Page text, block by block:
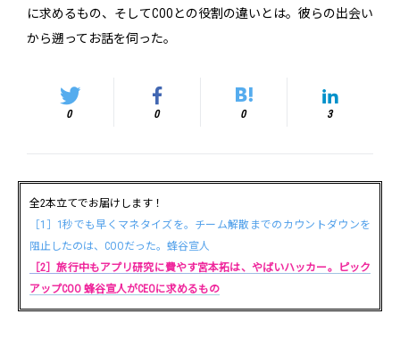
に求めるもの、そしてCOOとの役割の違いとは。彼らの出会い
から遡ってお話を伺った。
0 0 0 3
全2本立てでお届けします！
［1］1秒でも早くマネタイズを。チーム解散までのカウントダウンを
阻止したのは、COOだった。蜂谷宣人
［2］旅行中もアプリ研究に費やす宮本拓は、やばいハッカー。ピック
アップCOO 蜂谷宣人がCEOに求めるもの